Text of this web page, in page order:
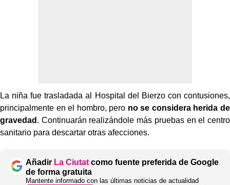
La niña fue trasladada al Hospital del Bierzo con contusiones,
principalmente en el hombro, pero no se considera herida de
gravedad . Continuarán realizándole más pruebas en el centro
sanitario para descartar otras afecciones.
Añadir La Ciutat como fuente preferida de Google
de forma gratuita
Mantente informado con las últimas noticias de actualidad